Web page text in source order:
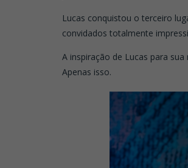
Lucas conquistou o terceiro
convidados totalmente
A inspiração de Lucas para
Apenas isso.